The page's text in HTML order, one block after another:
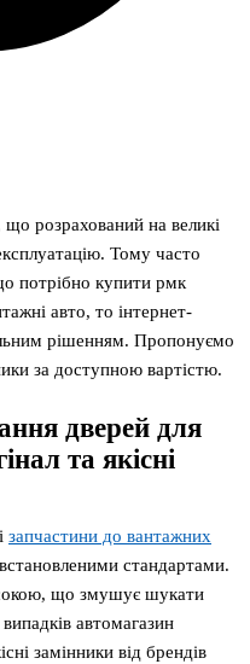
розрахований на великі
Тому часто
потрібно купити рмк
авто, то інтернет-
рішенням. Пропонуємо
за доступною вартістю.
дверей для
та якісні
запчастини до вантажних
стандартами.
що змушує шукати
автомагазин
замінники від брендів